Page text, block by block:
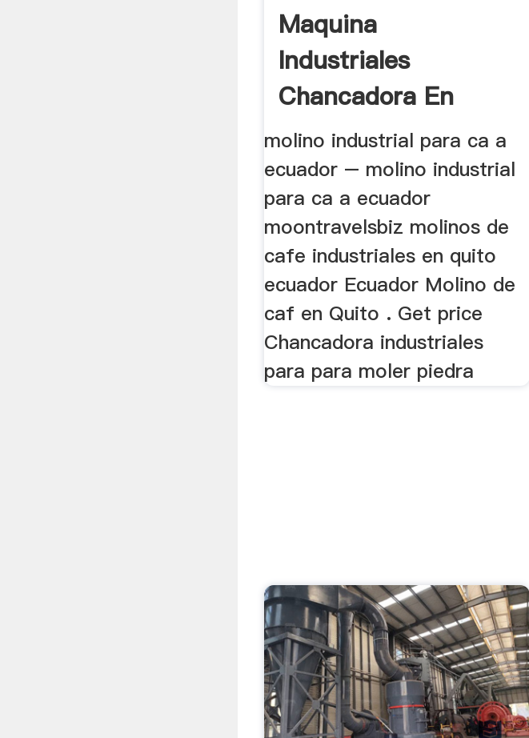
Maquina
Industriales
Chancadora En
Quito
molino industrial para ca a
ecuador – molino industrial
para ca a ecuador
moontravelsbiz molinos de
cafe industriales en quito
ecuador Ecuador Molino de
caf en Quito . Get price
Chancadora industriales
para para moler piedra